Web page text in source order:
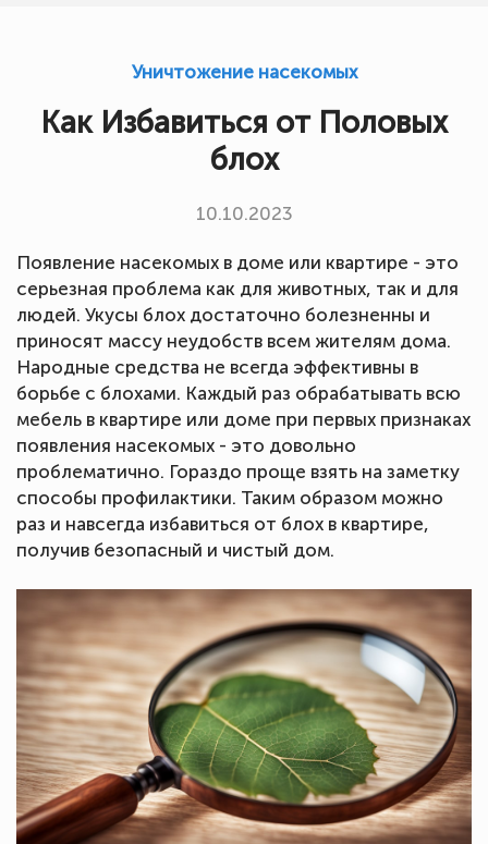
Уничтожение насекомых
Как Избавиться от Половых
блох
10.10.2023
Появление насекомых в доме или квартире - это
серьезная проблема как для животных, так и для
людей. Укусы блох достаточно болезненны и
приносят массу неудобств всем жителям дома.
Народные средства не всегда эффективны в
борьбе с блохами. Каждый раз обрабатывать всю
мебель в квартире или доме при первых признаках
появления насекомых - это довольно
проблематично. Гораздо проще взять на заметку
способы профилактики. Таким образом можно
раз и навсегда избавиться от блох в квартире,
получив безопасный и чистый дом.